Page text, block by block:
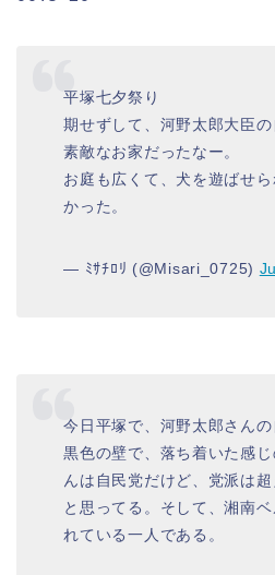
平塚七夕祭り
期せずして、河野太郎大臣の
素敵なお家だったなー。
お庭も広くて、犬を遊ばせ
かった。
— ﾐｻﾁﾛﾘ (@Misari_0725)
今日平塚で、河野太郎さんの
黒色の壁で、落ち着いた感
んは自民党だけど、党派は
と思ってる。そして、湘南
れている一人である。